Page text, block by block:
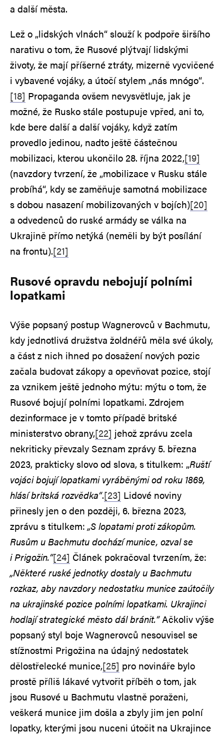
a další města.
Lež o „lidských vlnách“ slouží k podpoře širšího
narativu o tom, že Rusové plýtvají lidskými
životy, že mají příšerné ztráty, mizerně vycvičené
i vybavené vojáky, a útočí stylem „nás mnógo“.
[18] Propaganda ovšem nevysvětluje, jak je
možné, že Rusko stále postupuje vpřed, ani to,
kde bere další a další vojáky, když zatím
provedlo jedinou, nadto ještě částečnou
mobilizaci, kterou ukončilo 28. října 2022,[19]
(navzdory tvrzení, že „mobilizace v Rusku stále
probíhá“, kdy se zaměňuje samotná mobilizace
s dobou nasazení mobilizovaných v bojích)[20]
a odvedenců do ruské armády se válka na
Ukrajině přímo netýká (neměli by být posílání
na frontu).[21]
Rusové opravdu nebojují polními
lopatkami
Výše popsaný postup Wagnerovců v Bachmutu,
kdy jednotlivá družstva žoldnéřů měla své úkoly,
a část z nich ihned po dosažení nových pozic
začala budovat zákopy a opevňovat pozice, stojí
za vznikem ještě jednoho mýtu: mýtu o tom, že
Rusové bojují polními lopatkami. Zdrojem
dezinformace je v tomto případě britské
ministerstvo obrany,[22] jehož zprávu zcela
nekriticky převzaly Seznam zprávy 5. března
2023, prakticky slovo od slova, s titulkem: „Ruští
vojáci bojují lopatkami vyráběnými od roku 1869,
hlásí britská rozvědka“.[23] Lidové noviny
přinesly jen o den později, 6. března 2023,
zprávu s titulkem:„S lopatami proti zákopům.
Rusům u Bachmutu dochází munice, ozval se
i Prigožin.“[24] Článek pokračoval tvrzením, že:
„Některé ruské jednotky dostaly u Bachmutu
rozkaz, aby navzdory nedostatku munice zaútočily
na ukrajinské pozice polními lopatkami. Ukrajinci
hodlají strategické město dál bránit.“Ačkoliv výše
popsaný styl boje Wagnerovců nesouvisel se
stížnostmi Prigožina na údajný nedostatek
dělostřelecké munice,[25] pro novináře bylo
prostě příliš lákavé vytvořit příběh o tom, jak
jsou Rusové u Bachmutu vlastně poraženi,
veškerá munice jim došla a zbyly jim jen polní
lopatky, kterými jsou nuceni útočit na Ukrajince